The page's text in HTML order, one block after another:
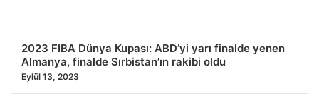
2023 FIBA Dünya Kupası: ABD’yi yarı finalde yenen
Almanya, finalde Sırbistan’ın rakibi oldu
Eylül 13, 2023